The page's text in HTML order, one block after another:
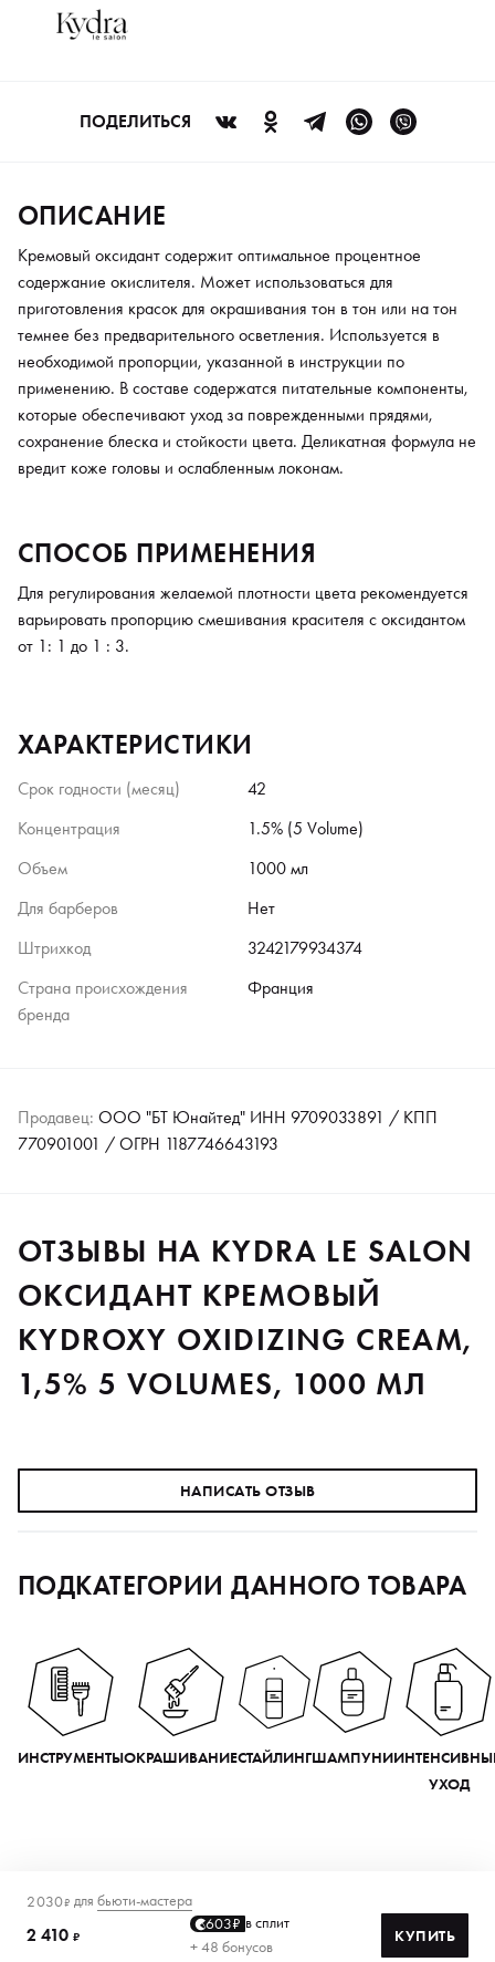
питательные компоненты, которые обеспечивают уход за
поврежденными прядями, сохранение блеска и стойкости
ПОДЕЛИТЬСЯ
ОПИСАНИЕ
Кремовый оксидант содержит оптимальное процентное
содержание окислителя. Может использоваться для
приготовления красок для окрашивания тон в тон или на тон
темнее без предварительного осветления. Используется в
необходимой пропорции, указанной в инструкции по
применению. В составе содержатся питательные компоненты,
которые обеспечивают уход за поврежденными прядями,
сохранение блеска и стойкости цвета. Деликатная формула не
вредит коже головы и ослабленным локонам.
СПОСОБ ПРИМЕНЕНИЯ
Для регулирования желаемой плотности цвета рекомендуется
варьировать пропорцию смешивания красителя с оксидантом
от 1: 1 до 1 : 3.
ХАРАКТЕРИСТИКИ
Срок годности (месяц)
42
Концентрация
1.5% (5 Volume)
Объем
1000 мл
Для барберов
Нет
Штрихкод
3242179934374
Страна происхождения
бренда
Франция
Продавец: ООО "БТ Юнайтед" ИНН 9709033891 / КПП
770901001 / ОГРН 1187746643193
ОТЗЫВЫ НА KYDRA LE SALON
ОКСИДАНТ КРЕМОВЫЙ
KYDROXY OXIDIZING CREAM,
1,5% 5 VOLUMES, 1000 МЛ
НАПИСАТЬ ОТЗЫВ
ПОДКАТЕГОРИИ ДАННОГО ТОВАРА
ИНСТРУМЕНТЫОКРАШИВАНИЕСТАЙЛИНГШАМПУНИ
УХОД
2 030₽ для бьюти-мастера
2 410 ₽
603₽ в сплит
+ 48 бонусов
КУПИТЬ